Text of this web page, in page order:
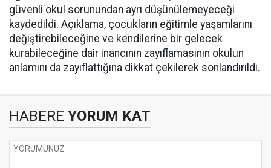
güvenli okul sorunundan ayrı düşünülemeyeceği
kaydedildi. Açıklama, çocukların eğitimle yaşamlarını
değiştirebileceğine ve kendilerine bir gelecek
kurabileceğine dair inancının zayıflamasının okulun
anlamını da zayıflattığına dikkat çekilerek sonlandırıldı.
HABERE YORUM KAT